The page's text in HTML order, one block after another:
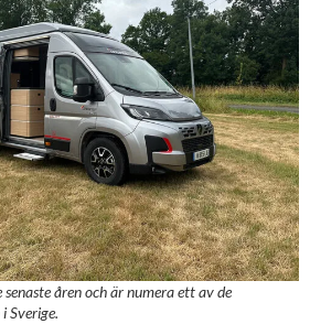
åren och är numera ett av de
Sverige.